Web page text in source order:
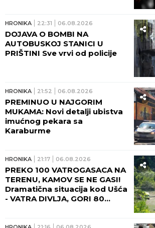
HRONIKA 22:31 06.08.2026
DOJAVA O BOMBI NA
AUTOBUSKOJ STANICI U
PRIŠTINI Sve vrvi od policije
HRONIKA 21:52 06.08.2026
PREMINUO U NAJGORIM
MUKAMA: Novi detalji ubistva
imućnog pekara sa
Karaburme
HRONIKA 21:17 06.08.2026
PREKO 100 VATROGASACA NA
TERENU, KAMOV SE NE GASI!
Dramatična situacija kod Ušća
- VATRA DIVLJA, GORI 80